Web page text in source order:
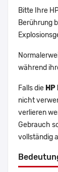
Bitte Ihre
Berührung
während
Falls die
nicht
verlieren
Gebrauch
vollständig